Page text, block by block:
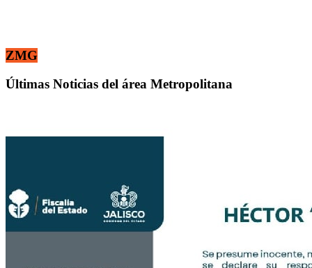
ZMG
Últimas Noticias del área Metropolitana